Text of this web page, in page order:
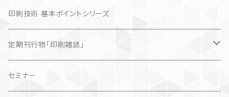
印刷技術 基本ポイントシリーズ
定期刊行物「印刷雑誌」
記事（デジタル販売）
セミナー